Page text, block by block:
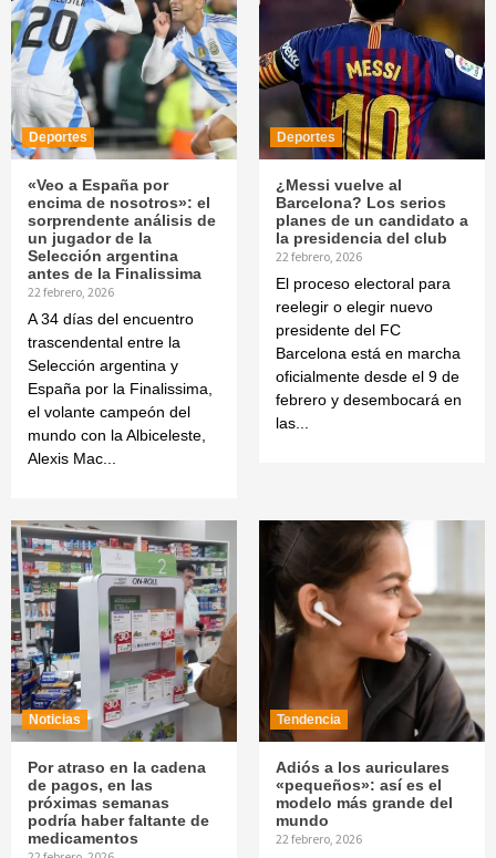
Deportes
«Veo a España por
encima de nosotros»: el
sorprendente análisis de
un jugador de la
Selección argentina
antes de la Finalissima
22 febrero, 2026
A 34 días del encuentro
trascendental entre la
Selección argentina y
España por la Finalissima,
el volante campeón del
mundo con la Albiceleste,
Alexis Mac...
Deportes
¿Messi vuelve al
Barcelona? Los serios
planes de un candidato a
la presidencia del club
22 febrero, 2026
El proceso electoral para
reelegir o elegir nuevo
presidente del FC
Barcelona está en marcha
oficialmente desde el 9 de
febrero y desembocará en
las...
Noticias
Por atraso en la cadena
de pagos, en las
próximas semanas
podría haber faltante de
medicamentos
Tendencia
Adiós a los auriculares
«pequeños»: así es el
modelo más grande del
mundo
22 febrero, 2026